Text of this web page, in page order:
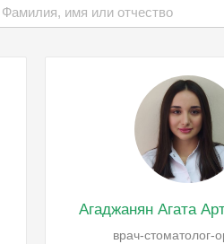
Агаджанян Агата
врач-стоматолог-